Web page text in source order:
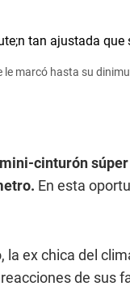
marcó hasta su
cinturón
En esta
ex chica del
de sus